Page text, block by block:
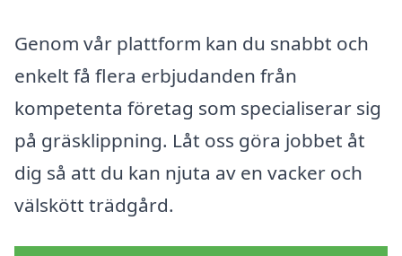
Genom vår plattform kan du snabbt och
enkelt få flera erbjudanden från
kompetenta företag som specialiserar sig
på gräsklippning. Låt oss göra jobbet åt
dig så att du kan njuta av en vacker och
välskött trädgård.